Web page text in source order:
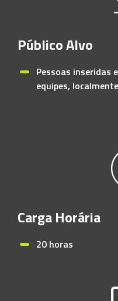
Público Alvo
Pessoas inseridas
equipes,
Carga Horária
20 horas